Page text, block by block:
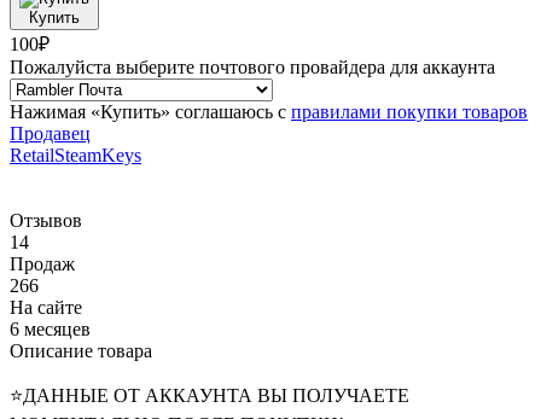
Купить
100₽
Пожалуйста выберите почтового провайдера для аккаунта
Нажимая «Купить» соглашаюсь с правилами покупки товаров
Продавец
RetailSteamKeys
Отзывов
14
Продаж
266
На сайте
6 месяцев
Описание товара
⭐️ДАННЫЕ ОТ АККАУНТА ВЫ ПОЛУЧАЕТЕ